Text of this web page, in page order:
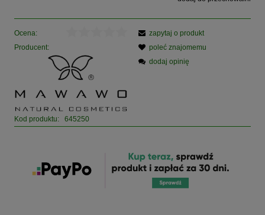
Ocena:
Producent:
Kod produktu: 645250
zapytaj o produkt
poleć znajomemu
dodaj opinię